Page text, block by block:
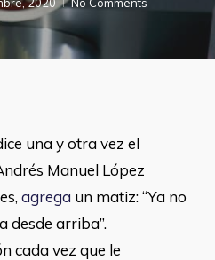
una y otra vez el
Manuel López
agrega un matiz: “Ya no
desde arriba”.
cada vez que le